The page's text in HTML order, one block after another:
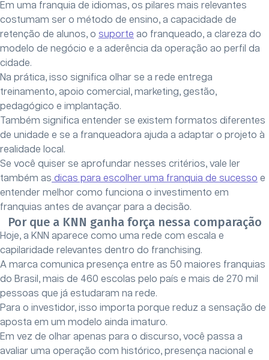
Em uma franquia de idiomas, os pilares mais relevantes
costumam ser o método de ensino, a capacidade de
retenção de alunos, o suporte ao franqueado, a clareza do
modelo de negócio e a aderência da operação ao perfil da
cidade.
Na prática, isso significa olhar se a rede entrega
treinamento, apoio comercial, marketing, gestão,
pedagógico e implantação.
Também significa entender se existem formatos diferentes
de unidade e se a franqueadora ajuda a adaptar o projeto à
realidade local.
Se você quiser se aprofundar nesses critérios, vale ler
também as dicas para escolher uma franquia de sucesso e
entender melhor como funciona o investimento em
franquias antes de avançar para a decisão.
Por que a KNN ganha força nessa comparação
Hoje, a KNN aparece como uma rede com escala e
capilaridade relevantes dentro do franchising.
A marca comunica presença entre as 50 maiores franquias
do Brasil, mais de 460 escolas pelo país e mais de 270 mil
pessoas que já estudaram na rede.
Para o investidor, isso importa porque reduz a sensação de
aposta em um modelo ainda imaturo.
Em vez de olhar apenas para o discurso, você passa a
avaliar uma operação com histórico, presença nacional e